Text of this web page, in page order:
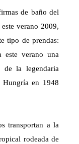
de baño del
verano 2009,
tipo de prendas:
este verano una
la legendaria
en 1948
transportan a la
rodeada de